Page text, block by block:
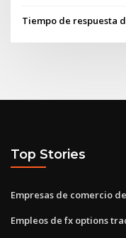
Tiempo de respuesta
Top Stories
Empresas de comercio
Empleos de fx options